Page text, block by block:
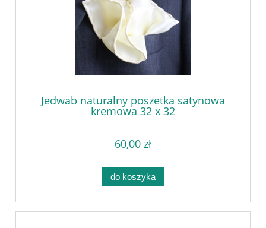
Jedwab naturalny poszetka satynowa
kremowa 32 x 32
60,00 zł
do koszyka